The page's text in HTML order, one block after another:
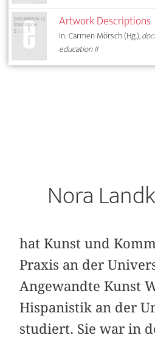
Artwork Descriptions
In: Carmen Mörsch (Hg.),
education II
Nora
hat Kunst und
Praxis an der
Angewandte Kunst
Hispanistik an der
studiert. Sie war in